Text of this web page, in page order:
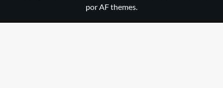
por AF themes.